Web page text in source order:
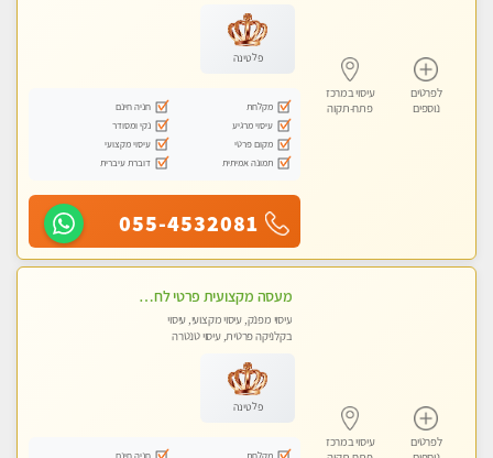
לפרטים
נוספים
עיסוי במרכז
פתח-תקוה
פלטינה
מקלחת
חניה חינם
עיסוי מרגיע
נקי ומסודר
מקום פרטי
עיסוי מקצועי
תמונה אמיתית
דוברת עיברית
055-4532081
לפרטים
עיסוי במרכז
מעסה מקצועית פרטי לחלוטין .ללא מין !!!
עיסוי מפנק, עיסוי מקצועי, עיסוי
בקלניקה פרטית, עיסוי טנטרה
פלטינה